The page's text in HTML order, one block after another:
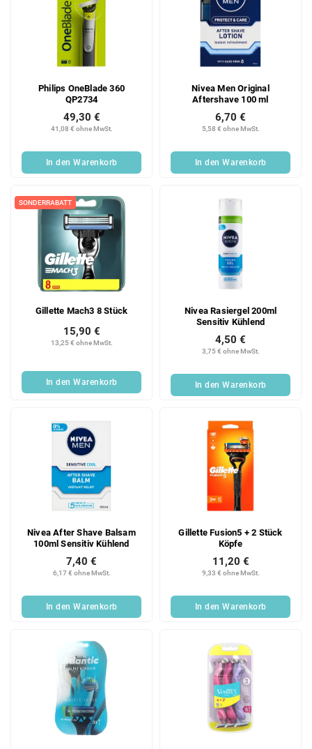
Philips OneBlade 360
QP2734
41,08 € ohne MwSt.
49,30 €
In den Warenkorb
Nivea Men Original
Aftershave 100 ml
5,58 € ohne MwSt.
6,70 €
In den Warenkorb
SONDERRABATT
Gillette Mach3 8 Stück
13,25 € ohne MwSt.
15,90 €
In den Warenkorb
Nivea Rasiergel 200ml
Sensitiv Kühlend
3,75 € ohne MwSt.
4,50 €
In den Warenkorb
Nivea After Shave Balsam
100ml Sensitiv Kühlend
6,17 € ohne MwSt.
7,40 €
In den Warenkorb
Gillette Fusion5 + 2 Stück
Köpfe
9,33 € ohne MwSt.
11,20 €
In den Warenkorb